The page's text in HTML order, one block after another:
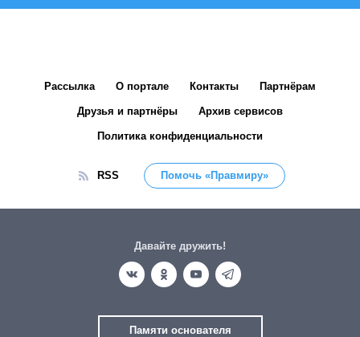
Рассылка О портале Контакты Партнёрам
Друзья и партнёры Архив сервисов
Политика конфиденциальности
RSS Помочь «Правмиру»
Давайте дружить!
Памяти основателя